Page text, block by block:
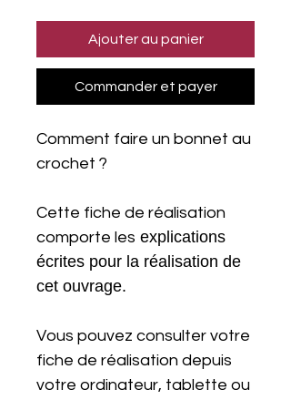
Ajouter au panier
Commander et payer
Comment faire un bonnet au
crochet ?
Cette fiche de réalisation
comporte les explications
écrites pour la réalisation de
cet ouvrage.
Vous pouvez consulter votre
fiche de réalisation depuis
votre ordinateur, tablette ou